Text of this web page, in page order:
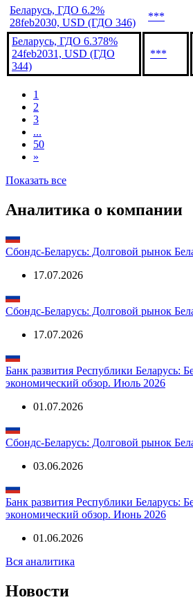
Беларусь, ГДО 6.2%
28feb2030, USD (ГДО 346)
***
Беларусь, ГДО 6.378%
24feb2031, USD (ГДО
344)
***
1
2
3
...
50
»
Показать все
Аналитика о компании
Сбондс-Беларусь: Долговой рынок
17.07.2026
Сбондс-Беларусь: Долговой рынок
17.07.2026
Банк развития Республики Беларусь:
экономический обзор. Июль 2026
01.07.2026
Сбондс-Беларусь: Долговой рынок
03.06.2026
Банк развития Республики Беларусь:
экономический обзор. Июнь 2026
01.06.2026
Вся аналитика
Новости